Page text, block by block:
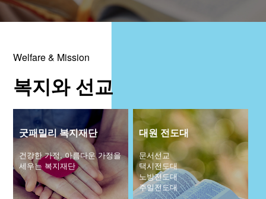
대원 전도대
해외선교
법인후원금내역
소식과 나눔
교회주보
교회 앨범
Welfare & Mission
복지와 선교
굿패밀리 복지재단
건강한 가정, 아름다운 가정을
세우는 복지재단
대원 전도대
문서선교
택시전도대
노방전도대
주일전도대